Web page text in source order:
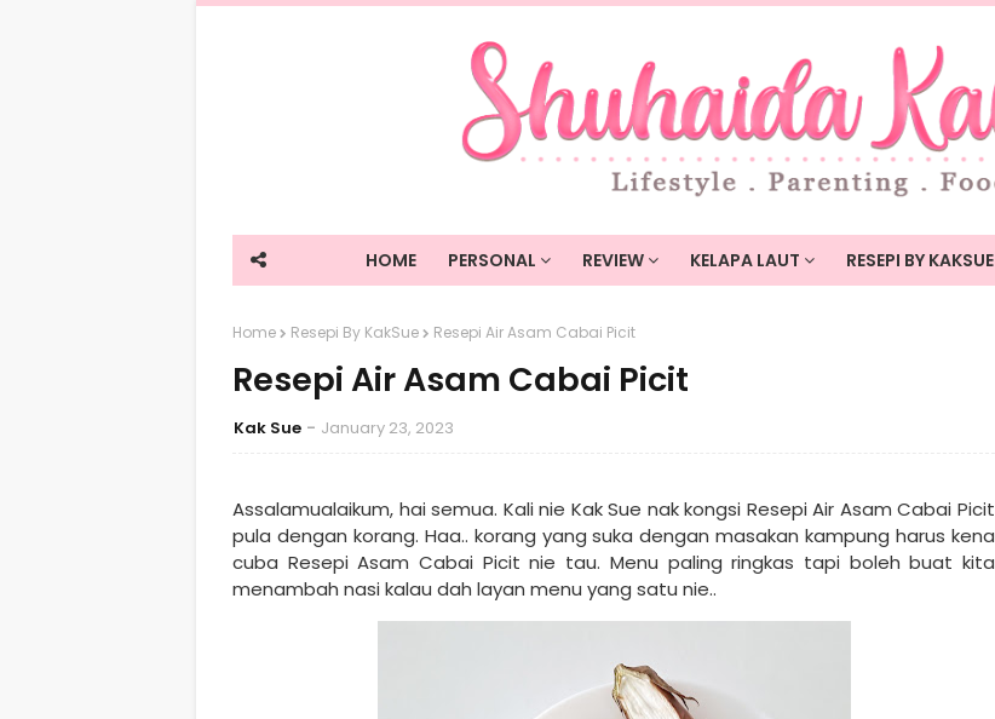
HOME PERSONAL REVIEW KELAPA LAUT RESEPI BY KAKSUE
Home Resepi By KakSue Resepi Air Asam Cabai Picit
Resepi Air Asam Cabai Picit
Kak Sue January 23, 2023
Assalamualaikum, hai semua. Kali nie Kak Sue nak kongsi Resepi Air Asam Cabai Picit
pula dengan korang. Haa.. korang yang suka dengan masakan kampung harus kena
cuba Resepi Asam Cabai Picit nie tau. Menu paling ringkas tapi boleh buat kita
menambah nasi kalau dah layan menu yang satu nie..